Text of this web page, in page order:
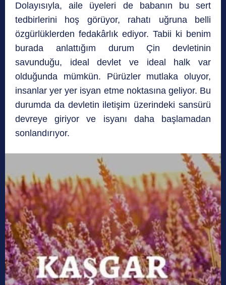
Dolayısıyla, aile üyeleri de babanın bu sert
tedbirlerini hoş görüyor, rahatı uğruna belli
özgürlüklerden fedakârlık ediyor. Tabii ki benim
burada anlattığım durum Çin devletinin
savunduğu, ideal devlet ve ideal halk var
olduğunda mümkün. Pürüzler mutlaka oluyor,
insanlar yer yer isyan etme noktasına geliyor. Bu
durumda da devletin iletişim üzerindeki sansürü
devreye giriyor ve isyanı daha başlamadan
sonlandırıyor.